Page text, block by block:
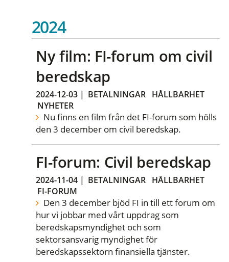
2024
Ny film: FI-forum om civil
beredskap
2024-12-03 | BETALNINGAR HÅLLBARHET
NYHETER
Nu finns en film från det FI-forum som hölls
den 3 december om civil beredskap.
FI-forum: Civil beredskap
2024-11-04 | BETALNINGAR HÅLLBARHET
FI-FORUM
Den 3 december bjöd FI in till ett forum om
hur vi jobbar med vårt uppdrag som
beredskapsmyndighet och som
sektorsansvarig myndighet för
beredskapssektorn finansiella tjänster.